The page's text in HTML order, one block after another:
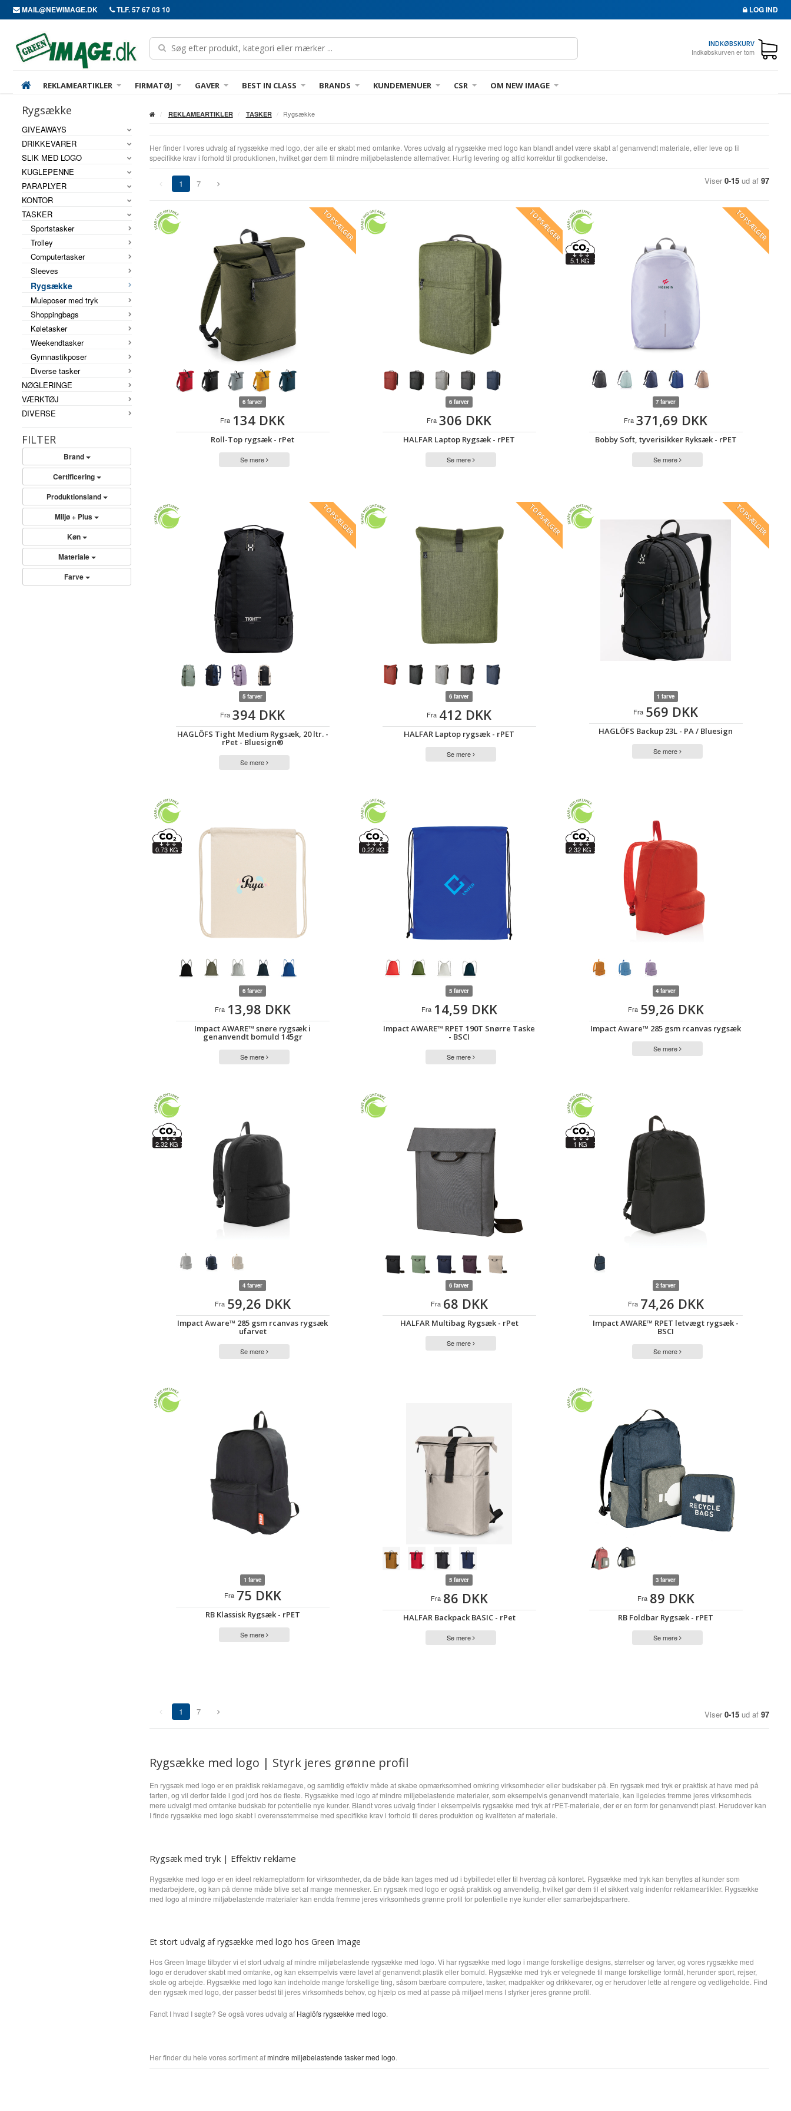
MAIL@NEWIMAGE.DK TLF. 57 67 03 10 LOG IND
INDKØBSKURV
Indkøbskurven er tom
REKLAMEARTIKLER FIRMATØJ GAVER BEST IN CLASS BRANDS KUNDEMENUER CSR OM NEW IMAGE
Rygsække
GIVEAWAYS
DRIKKEVARER
SLIK MED LOGO
KUGLEPENNE
PARAPLYER
KONTOR
TASKER
Sportstasker
Trolley
Computertasker
Sleeves
Rygsække
Muleposer med tryk
Shoppingbags
Køletasker
Weekendtasker
Gymnastikposer
Diverse tasker
NØGLERINGE
VÆRKTØJ
DIVERSE
FILTER
Brand
Certificering
Produktionsland
Miljø + Plus
Køn
Materiale
Farve
REKLAMEARTIKLER TASKER Rygsække
Her finder I vores udvalg af rygsække med logo, der alle er skabt med omtanke. Vores udvalg af rygsække med logo kan blandt andet være skabt af genanvendt materiale, eller leve op til
specifikke krav i forhold til produktionen, hvilket gør dem til mindre miljøbelastende alternativer. Hurtig levering og altid korrektur til godkendelse.
1 (current)
7 Viser 0-15ud af 97
TOPSÆLGER
6 farver
Fra 134 DKK
Roll-Top rygsæk - rPet
Se mere
TOPSÆLGER
6 farver
Fra 306 DKK
HALFAR Laptop Rygsæk - rPET
Se mere
TOPSÆLGER
5.1 KG
7 farver
Fra 371,69 DKK
Bobby Soft, tyverisikker Ryksæk - rPET
Se mere
TOPSÆLGER
5 farver
Fra 394 DKK
HAGLÔFS Tight Medium Rygsæk, 20 ltr. -
rPet - Bluesign®
Se mere
TOPSÆLGER
6 farver
Fra 412 DKK
HALFAR Laptop rygsæk - rPET
Se mere
TOPSÆLGER
1 farve
Fra 569 DKK
HAGLÖFS Backup 23L - PA / Bluesign
Se mere
0.73 KG
6 farver
Fra 13,98 DKK
Impact AWARE™ snøre rygsæk i
genanvendt bomuld 145gr
Se mere
0.22 KG
5 farver
Fra 14,59 DKK
Impact AWARE™ RPET 190T Snørre Taske
- BSCI
Se mere
2.32 KG
4 farver
Fra 59,26 DKK
Impact Aware™ 285 gsm rcanvas rygsæk
Se mere
2.32 KG
4 farver
Fra 59,26 DKK
Impact Aware™ 285 gsm rcanvas rygsæk
ufarvet
Se mere
6 farver
Fra 68 DKK
HALFAR Multibag Rygsæk - rPet
Se mere
1 KG
2 farver
Fra 74,26 DKK
Impact AWARE™ RPET letvægt rygsæk -
BSCI
Se mere
1 farve
Fra 75 DKK
RB Klassisk Rygsæk - rPET
Se mere
5 farver
Fra 86 DKK
HALFAR Backpack BASIC - rPet
Se mere
3 farver
Fra 89 DKK
RB Foldbar Rygsæk - rPET
Se mere
1 (current)
7 Viser 0-15ud af 97
Rygsække med logo | Styrk jeres grønne profil
En rygsæk med logo er en praktisk reklamegave, og samtidig effektiv måde at skabe opmærksomhed omkring virksomheder eller budskaber på. En rygsæk med tryk er praktisk at have med på
farten, og vil derfor falde i god jord hos de fleste. Rygsække med logo af mindre miljøbelastende materialer, som eksempelvis genanvendt materiale, kan ligeledes fremme jeres virksomheds
mere udvalgt med omtanke budskab for potentielle nye kunder. Blandt vores udvalg finder I eksempelvis rygsække med tryk af rPET-materiale, der er en form for genanvendt plast. Herudover kan
I finde rygsække med logo skabt i overensstemmelse med specifikke krav i forhold til deres produktion og kvaliteten af materiale.
Rygsæk med tryk | Effektiv reklame
Rygsække med logo er en ideel reklameplatform for virksomheder, da de både kan tages med ud i bybilledet eller til hverdag på kontoret. Rygsække med tryk kan benyttes af kunder som
medarbejdere, og kan på denne måde blive set af mange mennesker. En rygsæk med logo er også praktisk og anvendelig, hvilket gør dem til et sikkert valg indenfor reklameartikler. Rygsække
med logo af mindre miljøbelastende materialer kan endda fremme jeres virksomheds grønne profil for potentielle nye kunder eller samarbejdspartnere.
Et stort udvalg af rygsække med logo hos Green Image
Hos Green Image tilbyder vi et stort udvalg af mindre miljøbelastende rygsække med logo. Vi har rygsække med logo i mange forskellige designs, størrelser og farver, og vores rygsække med
logo er derudover skabt med omtanke, og kan eksempelvis være lavet af genanvendt plastik eller bomuld. Rygsække med tryk er velegnede til mange forskellige formål, herunder sport, rejser,
skole og arbejde. Rygsække med logo kan indeholde mange forskellige ting, såsom bærbare computere, tasker, madpakker og drikkevarer, og er herudover lette at rengøre og vedligeholde. Find
den rygsæk med logo, der passer bedst til jeres virksomheds behov, og hjælp os med at passe på miljøet mens I styrker jeres grønne profil.
Fandt I hvad I søgte? Se også vores udvalg af Haglöfs rygsække med logo.
Her finder du hele vores sortiment afmindre miljøbelastende tasker med logo.